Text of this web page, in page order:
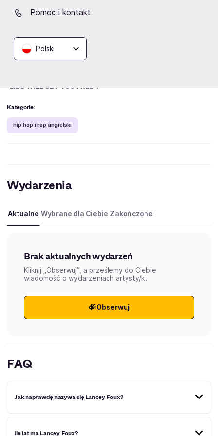
Pomoc i kontakt
Polski
"BASED!",
070 SHAKE - we współpracy artystów powstał utwór
"NOW THEN",
BAKAR - we współpracy artystów powstał utwór
"LIES WILL SET YOU FREE".
Kategorie:
hip hop i rap angielski
Wydarzenia
Aktualne Wybrane dla Ciebie Zakończone
Brak aktualnych wydarzeń
Kliknij „Obserwuj”, a prześlemy do Ciebie
wiadomość o wydarzeniach artysty/ki.
Obserwuj
FAQ
Jak naprawdę nazywa się Lancey Foux?
Ile lat ma Lancey Foux?